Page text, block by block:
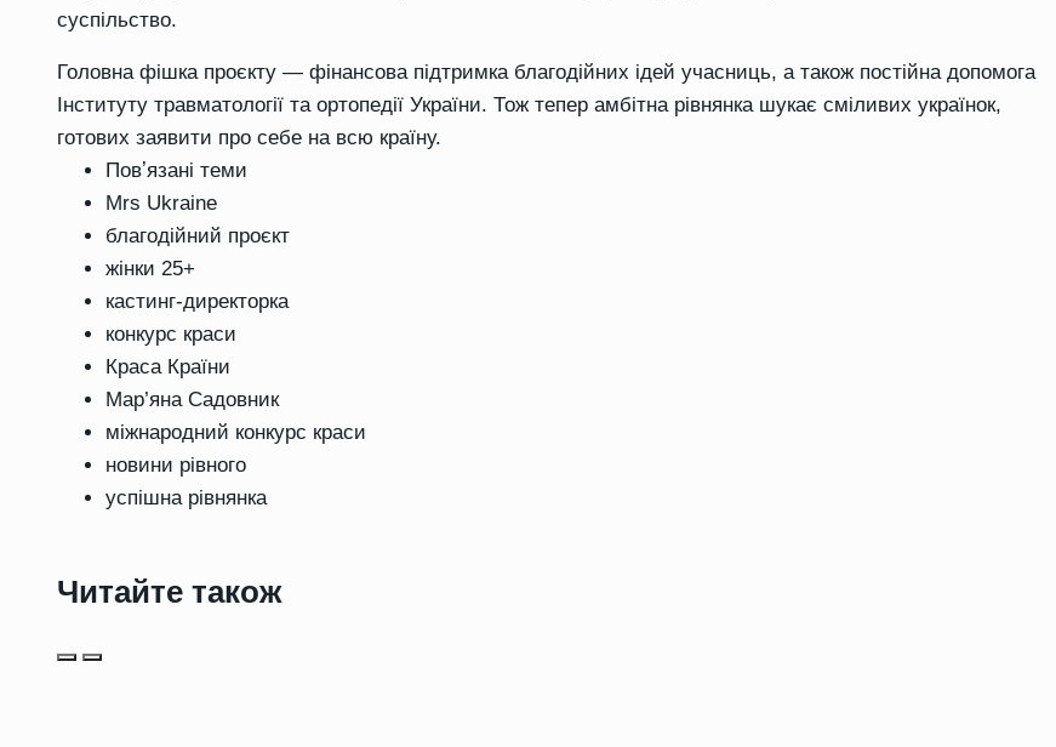
суспільство.
Головна фішка проєкту — фінансова підтримка благодійних ідей учасниць, а також постійна допомога
Інституту травматології та ортопедії України. Тож тепер амбітна рівнянка шукає сміливих українок,
готових заявити про себе на всю країну.
Повʼязані теми
Mrs Ukraine
благодійний проєкт
жінки 25+
кастинг-директорка
конкурс краси
Краса Країни
Мар’яна Садовник
міжнародний конкурс краси
новини рівного
успішна рівнянка
Читайте також